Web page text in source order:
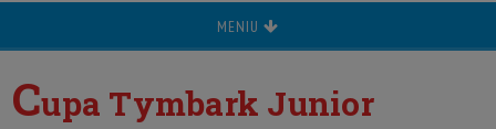
MENIU
Cupa Tymbark Junior